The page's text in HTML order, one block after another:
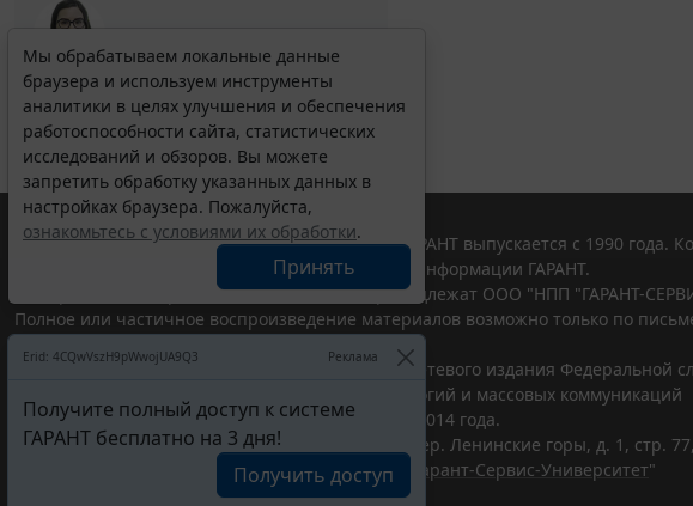
Выберите тему программы повышения квалификации
для юристов ...
Мы обрабатываем локальные данные
браузера и используем инструменты
аналитики в целях улучшения и обеспечения
работоспособности сайта, статистических
исследований и обзоров. Вы можете
запретить обработку указанных данных в
настройках браузера. Пожалуйста,
ознакомьтесь с условиями их обработки.
Принять
Erid: 4CQwVszH9pWwojUA9Q3 Реклама
Получите полный доступ к системе
ГАРАНТ бесплатно на 3 дня!
Получить доступ
© ООО "НПП "ГАРАНТ-СЕРВИС", 2026. Система ГАРАНТ выпускается с 1990 года.
участниками Российской ассоциации правовой информации ГАРАНТ.
Все права на материалы сайта ГАРАНТ.РУ принадлежат ООО "НПП "ГАРАНТ-
Полное или частичное воспроизведение материалов возможно только по
Портал ГАРАНТ.РУ зарегистрирован в качестве сетевого издания Федеральной
надзору в сфере связи,информационных технологий и массовых коммуникаций
(Роскомнадзором), Эл № ФС77-58365 от 18 июня 2014 года.
ООО "НПП "ГАРАНТ-СЕРВИС", 119234, г. Москва, тер. Ленинские горы, д. 1, стр. 77,
Разработчик ЭПС Система ГАРАНТ – ООО "НПП "
Гарант-Сервис-Университет"